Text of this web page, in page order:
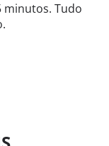
minutos. Tudo